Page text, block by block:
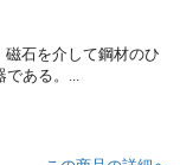
磁石を介して鋼材のひ
である。...